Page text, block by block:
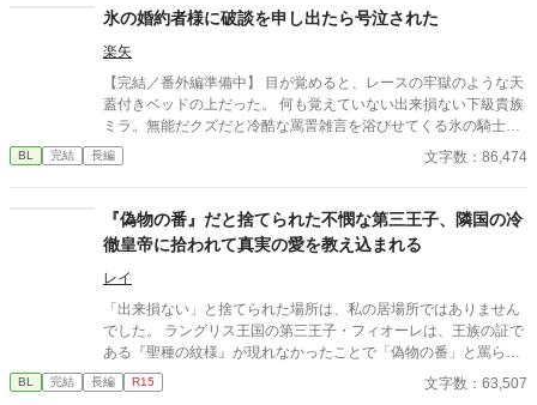
たと知る。 「戻ってきてくれ」 今さら必死に追いかけてくる玲
司。 だが湊の隣には、自分を支え続けてくれた医師のα・神崎伊
織がいた。 「あなたは俺を捨てたでしょう」 後悔に苦しむα、執
着する第二のα、そして希少Ωを巡る陰謀。 もう二度と傷つきた
くないΩが最後に選ぶ相手とは――。 捨てた側の後悔と執着が加
速する、すれ違いオメガバースBL。
氷の婚約者様に破談を申し出たら号泣された
楽矢
【完結／番外編準備中】 目が覚めると、レースの牢獄のような天
蓋付きベッドの上だった。 何も覚えていない出来損ない下級貴族
ミラ。無能だクズだと冷酷な罵詈雑言を浴びせてくる氷の騎士セ
ティアス。 記憶喪失から始まる、２人のファンタジー貴族ラブコ
メディ。 ---------- ※注） かっこいい攻はいません。 タイトル通り
お読みいただけると幸いです。 ハッピーエンドです。 激重感情を
こじらせた攻→受な関係がお好きな同志の方、どうぞよろしくお
願いします！ 全16話 完結済み 他サイトにも同作品を投稿してい
ます。 様子を見ながらそのうち統合するかもしれません。 初めて
の一次創作でまだよく分かっておらず、何かおかしなことをしで
かしていたら申し訳ないです！ ---------- 追記：読んでくださった
皆さま、本当にどうもありがとうございました！！ 完結しました
が回収しきれていないエピソードが私の中でいくつかあるので
笑、後日番外編をアップしたいなと現在準備中です。 詳しい更新
BL 完結 長編 文字数：86,474
『偽物の番』だと捨てられた不憫な第三王子、隣国の冷
徹皇帝に拾われて真実の愛を教え込まれる
レイ
「出来損ない」と捨てられた場所は、私の居場所ではありません
でした。 ラングリス王国の第三王子・フィオーレは、王族の証で
ある『聖種の紋様』が現れなかったことで「偽物の番」と罵ら
れ、雪降る国境へと追放される。 死を覚悟した彼の前に現れたの
は、隣国アイゼン帝国の「冷徹皇帝」ヴォルフラムだった。
BL 完結 長編 R15 文字数：63,507